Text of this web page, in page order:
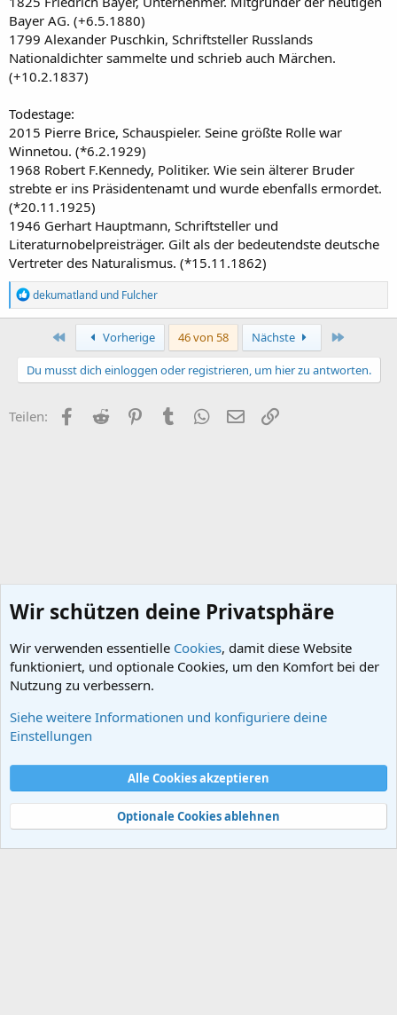
Bayer AG. (+6.5.1880)
1799 Alexander Puschkin, Schriftsteller Russlands
Nationaldichter sammelte und schrieb auch Märchen.
(+10.2.1837)
Todestage:
2015 Pierre Brice, Schauspieler. Seine größte Rolle war
Winnetou. (*6.2.1929)
1968 Robert F.Kennedy, Politiker. Wie sein älterer Bruder
strebte er ins Präsidentenamt und wurde ebenfalls ermordet.
(*20.11.1925)
1946 Gerhart Hauptmann, Schriftsteller und
Literaturnobelpreisträger. Gilt als der bedeutendste deutsche
Vertreter des Naturalismus. (*15.11.1862)
R
e
a
i
o
n
dekumatland und Fulcher
Erste Vorherige 46 von 58 Nächste
Du musst dich einloggen oder registrieren, um hier zu antworten.
Teilen: Facebook
Reddit PinterestTumblr WhatsApp
E-Mail
Geschichtsmedien und Literatur
Nutzungsbedingungen
Datenschutz
Hilfe und Impressum
Start
R
S
Community platform by XenForo® © 2010-2024 XenForo Ltd.
Wir schützen deine Privatsphäre
Wir verwenden essentielle Cookies, damit diese Website
funktioniert, und optionale Cookies, um den Komfort bei der
Nutzung zu verbessern.
Siehe weitere Informationen und konfiguriere deine
Einstellungen
Alle Cookies akzeptieren
Optionale Cookies ablehnen